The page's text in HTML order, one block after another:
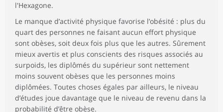
l'Hexagone.
Le manque d’activité physique favorise l’obésité : plus du
quart des personnes ne faisant aucun effort physique
sont obèses, soit deux fois plus que les autres. Sûrement
mieux avertis et plus conscients des risques associés au
surpoids, les diplômés du supérieur sont nettement
moins souvent obèses que les personnes moins
diplômées. Toutes choses égales par ailleurs, le niveau
d’études joue davantage que le niveau de revenu dans la
probabilité d’être obèse.